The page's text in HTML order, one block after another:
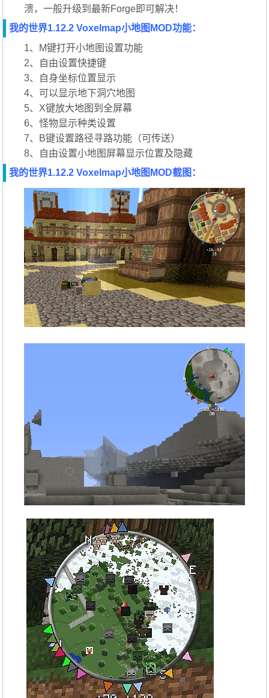
溃，一般升级到最新Forge即可解决！
我的世界1.12.2 Voxelmap小地图MOD功能：
1、M键打开小地图设置功能
2、自由设置快捷键
3、自身坐标位置显示
4、可以显示地下洞穴地图
5、X键放大地图到全屏幕
6、怪物显示种类设置
7、B键设置路径寻路功能（可传送）
8、自由设置小地图屏幕显示位置及隐藏
我的世界1.12.2 Voxelmap小地图MOD截图：